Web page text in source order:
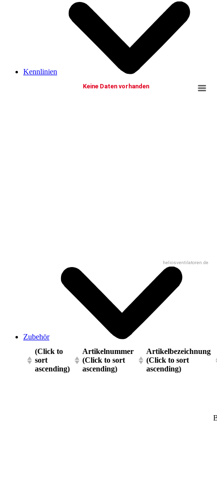
Kennlinien
Keine Daten vorhanden
heliosventilatoren.de
Zubehör
(Click to
sort
ascending)
Artikelnummer
(Click to sort
ascending)
Artikelbezeichnung
(Click to sort
ascending)